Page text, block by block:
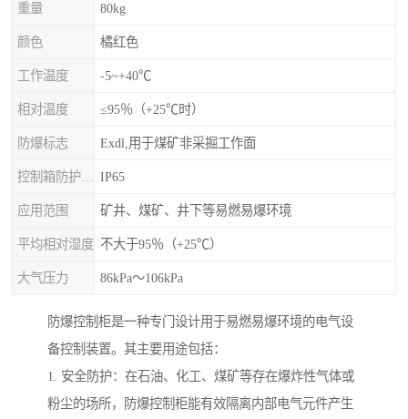
重量 80kg
颜色 橘红色
工作温度 -5~+40℃
相对温度 ≤95％（+25℃时）
防爆标志 Exdl,用于煤矿非采掘工作面
IP65
应用范围 矿井、煤矿、井下等易燃易爆环境
平均相对湿度 不大于95％（+25℃）
大气压力 86kPa～106kPa
防爆控制柜是一种专门设计用于易燃易爆环境的电气设
备控制装置。其主要用途包括：
1. 安全防护：在石油、化工、煤矿等存在爆炸性气体或
粉尘的场所，防爆控制柜能有效隔离内部电气元件产生